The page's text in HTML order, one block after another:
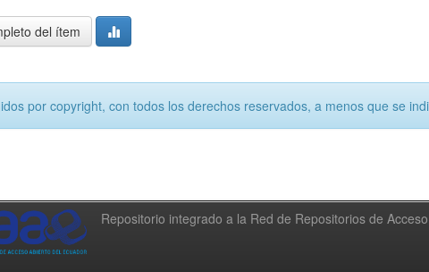
del ítem
por copyright, con todos los derechos reservados, a menos que se
Repositorio integrado a la Red de Repositorios de